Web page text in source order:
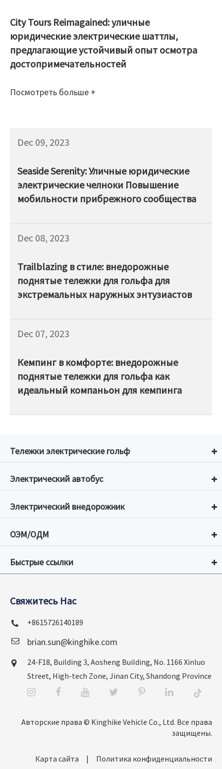
City Tours Reimagained: уличные
юридические электрические шаттлы,
предлагающие устойчивый опыт осмотра
достопримечательностей
Посмотреть больше +
Dec 09, 2023
Seaside Serenity: Уличные юридические
электрические челноки Повышение
мобильности прибрежного сообщества
Dec 08, 2023
Trailblazing в стиле: внедорожные
поднятые тележки для гольфа для
экстремальных наружных энтузиастов
Dec 07, 2023
Кемпинг в комфорте: внедорожные
поднятые тележки для гольфа как
идеальный компаньон для кемпинга
Тележки электрические гольф
Электрический автобус
Электрический внедорожник
ОЭМ/ОДМ
Быстрые ссылки
Свяжитесь Нас
+8615726140189
brian.sun@kinghike.com
24-F18, Building 3, Aosheng Building, No. 1166 Xinluo
Street, High-tech Zone, Jinan City, Shandong Province
Авторские права © Kinghike Vehicle Co., Ltd. Все права
защищены.
Карта сайта | Политика конфиденциальности